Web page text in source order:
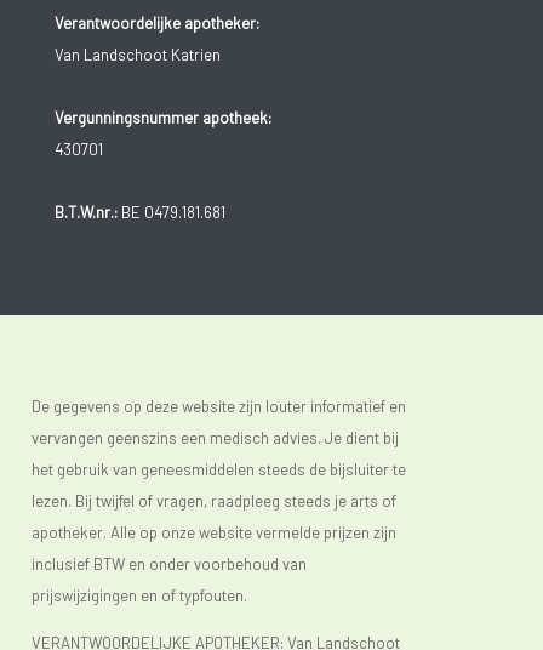
Verantwoordelijke apotheker:
Van Landschoot Katrien
Vergunningsnummer apotheek:
430701
B.T.W.nr.:BE 0479.181.681
De gegevens op deze website zijn louter informatief en
vervangen geenszins een medisch advies. Je dient bij
het gebruik van geneesmiddelen steeds de bijsluiter te
lezen. Bij twijfel of vragen, raadpleeg steeds je arts of
apotheker. Alle op onze website vermelde prijzen zijn
inclusief BTW en onder voorbehoud van
prijswijzigingen en of typfouten.
VERANTWOORDELIJKE APOTHEKER: Van Landschoot